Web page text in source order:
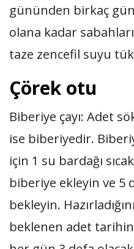
gününden birkaç
olana kadar
taze zencefil suyu
Çörek otu
Biberiye çayı: Adet
ise biberiyedir.
için 1 su bardağı
biberiye ekleyin ve 5
bekleyin.
beklenen adet